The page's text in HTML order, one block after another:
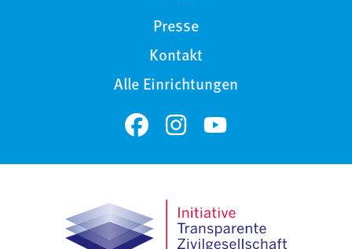
Presse
Kontakt
Alle Einrichtungen